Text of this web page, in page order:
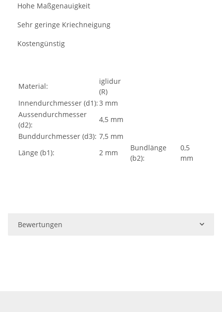
Hohe Maßgenauigkeit
Sehr geringe Kriechneigung
Kostengünstig
Material:
iglidur
(R)
Innendurchmesser (d1):3 mm
Aussendurchmesser
(d2):
4,5 mm
Bunddurchmesser (d3): 7,5 mm
Länge (b1):
2 mm
Bundlänge
(b2):
0,5
mm
Bewertungen